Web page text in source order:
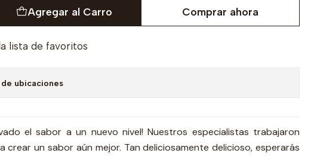
Agregar al Carro Comprar ahora
lista de favoritos
ubicaciones
el sabor a un nuevo nivel! Nuestros especialistas trabajaron
crear un sabor aún mejor. Tan deliciosamente delicioso, esperarás